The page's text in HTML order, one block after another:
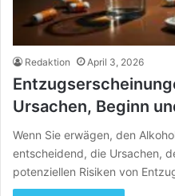
Redaktion April 3, 2026
Ursachen, Beginn
Wenn Sie erwägen, den
entscheidend, die Ursachen,
potenziellen Risiken von